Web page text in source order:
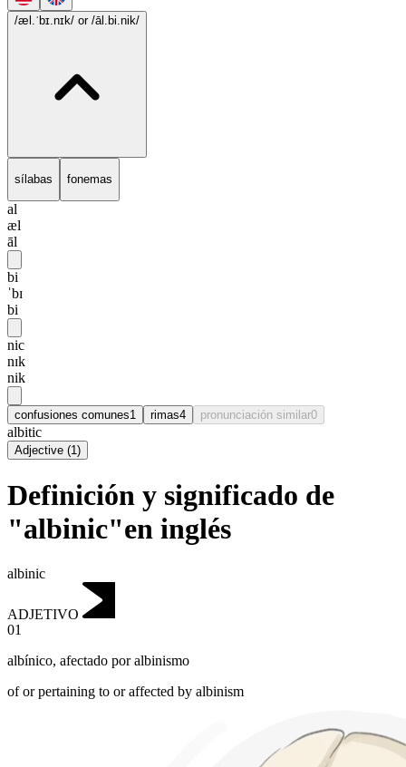
/æl.ˈbɪ.nɪk/ or /āl.bi.nik/
sílabas fonemas
al
æl
āl
bi
ˈbɪ
bi
nic
nɪk
nik
confusiones comunes1 rimas4 pronunciación similar0
albitic
Adjective (1)
Definición y significado de
"albinic"en inglés
albinic
ADJETIVO
01
albínico, afectado por albinismo
of or pertaining to or affected by albinism